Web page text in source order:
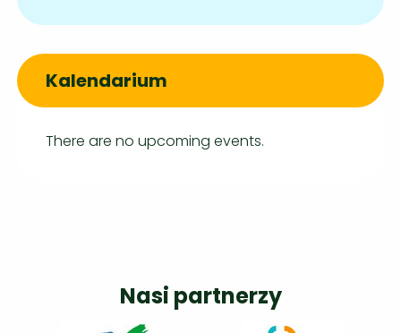
Kalendarium
There are no upcoming events.
Nasi partnerzy